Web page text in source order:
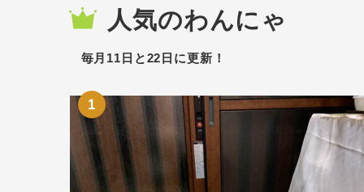
人気のわんにゃ
毎月11日と22日に更新！
1